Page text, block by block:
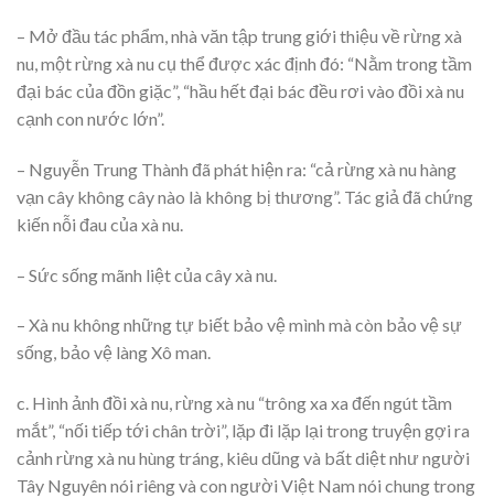
– Mở đầu tác phẩm, nhà văn tập trung giới thiệu về rừng xà
nu, một rừng xà nu cụ thể được xác định đó: “Nằm trong tầm
đại bác của đồn giặc”, “hầu hết đại bác đều rơi vào đồi xà nu
cạnh con nước lớn”.
– Nguyễn Trung Thành đã phát hiện ra: “cả rừng xà nu hàng
vạn cây không cây nào là không bị thương”. Tác giả đã chứng
kiến nỗi đau của xà nu.
– Sức sống mãnh liệt của cây xà nu.
– Xà nu không những tự biết bảo vệ mình mà còn bảo vệ sự
sống, bảo vệ làng Xô man.
c. Hình ảnh đồi xà nu, rừng xà nu “trông xa xa đến ngút tầm
mắt”, “nối tiếp tới chân trời”, lặp đi lặp lại trong truyện gợi ra
cảnh rừng xà nu hùng tráng, kiêu dũng và bất diệt như người
Tây Nguyên nói riêng và con người Việt Nam nói chung trong